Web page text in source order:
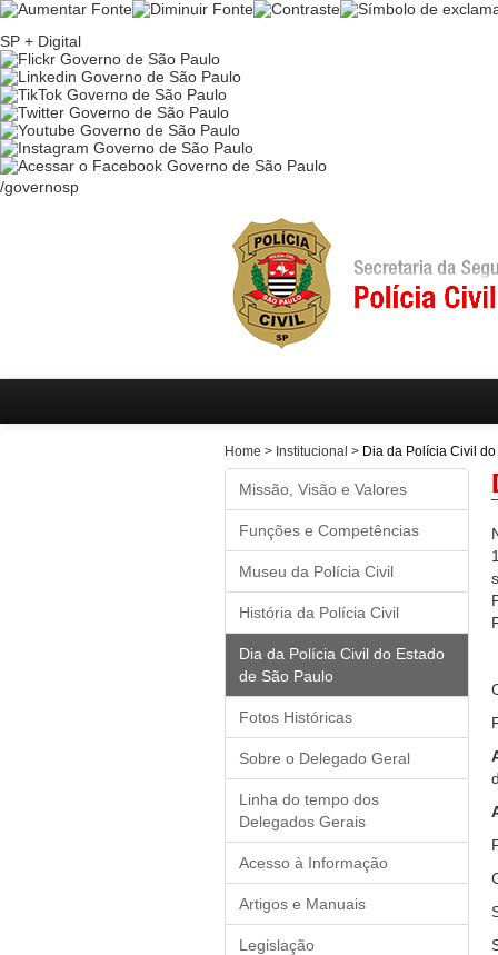
Ir
conteúdo
Ir
para
menu
Ir
para
busca
SP + Digital
/governosp
Home > Institucional > Dia da Polícia Civil
Missão, Visão e Valores
Funções e Competências
Museu da Polícia Civil
História da Polícia Civil
Dia da Polícia Civil do Estado
de São Paulo
Fotos Históricas
Sobre o Delegado Geral
Linha do tempo dos
Delegados Gerais
Acesso à Informação
Artigos e Manuais
Legislação